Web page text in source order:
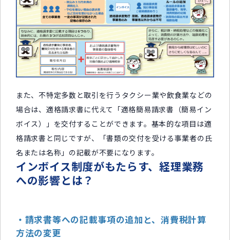
また、不特定多数と取引を行うタクシー業や飲食業などの
場合は、適格請求書に代えて「適格簡易請求書（簡易イン
ボイス）」を交付することができます。基本的な項目は適
格請求書と同じですが、「書類の交付を受ける事業者の氏
名または名称」の記載が不要になります。
インボイス制度がもたらす、経理業務
への影響とは？
・請求書等への記載事項の追加と、消費税計算
方法の変更